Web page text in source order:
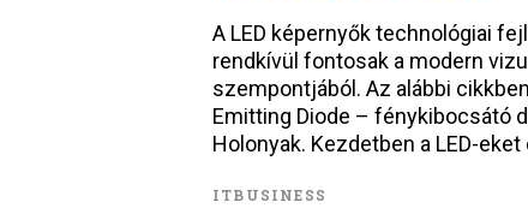
A LED képernyők technológiai
rendkívül fontosak a modern
szempontjából. Az alábbi
Emitting Diode – fénykibocsátó
Holonyak. Kezdetben a LED-
ITBUSINESS